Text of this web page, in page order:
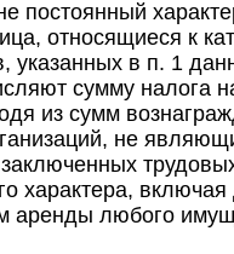
постоянный
относящиеся к
указанных в п. 1
сумму налога
из сумм
не
характера,
аренды любого